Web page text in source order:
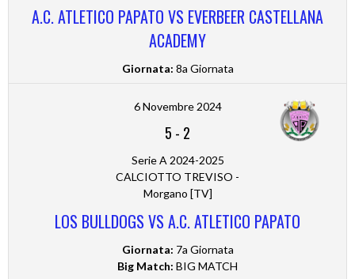
A.C. ATLETICO PAPATO VS EVERBEER CASTELLANA
ACADEMY
Giornata: 8a Giornata
6 Novembre 2024
5 - 2
Serie A 2024-2025
CALCIOTTO TREVISO -
Morgano [TV]
LOS BULLDOGS VS A.C. ATLETICO PAPATO
Giornata: 7a Giornata
Big Match: BIG MATCH